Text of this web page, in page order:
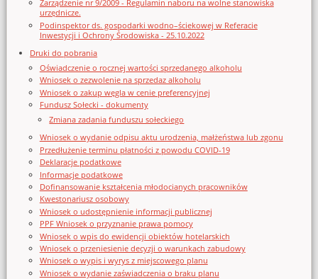
Zarządzenie nr 9/2009 - Regulamin naboru na wolne stanowiska
urzędnicze.
Podinspektor ds. gospodarki wodno–ściekowej w Referacie
Inwestycji i Ochrony Środowiska - 25.10.2022
Druki do pobrania
Oświadczenie o rocznej wartości sprzedanego alkoholu
Wniosek o zezwolenie na sprzedaz alkoholu
Wniosek o zakup węgla w cenie preferencyjnej
Fundusz Sołecki - dokumenty
Zmiana zadania funduszu sołeckiego
Wniosek o wydanie odpisu aktu urodzenia, małżeństwa lub zgonu
Przedłużenie terminu płatności z powodu COVID-19
Deklaracje podatkowe
Informacje podatkowe
Dofinansowanie kształcenia młodocianych pracowników
Kwestonariusz osobowy
Wniosek o udostępnienie informacji publicznej
PPF Wniosek o przyznanie prawa pomocy
Wniosek o wpis do ewidencji obiektów hotelarskich
Wniosek o przeniesienie decyzji o warunkach zabudowy
Wniosek o wypis i wyrys z miejscowego planu
Wniosek o wydanie zaświadczenia o braku planu